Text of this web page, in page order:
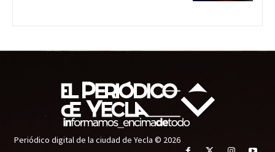
Periódico digital de la ciudad de Yecla © 2026